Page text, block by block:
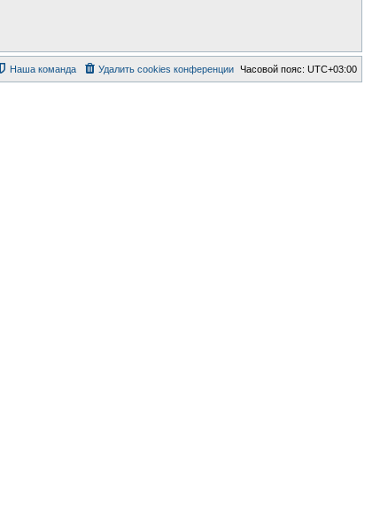
Часовой пояс: UTC+03:00
Удалить cookies конференции
Наша команда